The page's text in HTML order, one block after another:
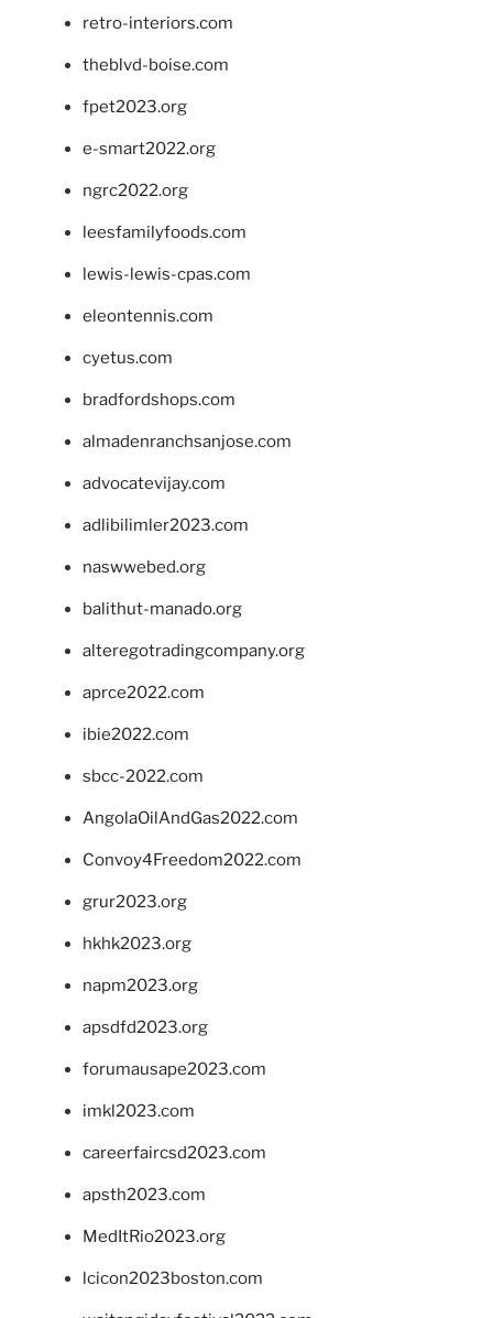
retro-interiors.com
theblvd-boise.com
fpet2023.org
e-smart2022.org
ngrc2022.org
leesfamilyfoods.com
lewis-lewis-cpas.com
eleontennis.com
cyetus.com
bradfordshops.com
almadenranchsanjose.com
advocatevijay.com
adlibilimler2023.com
naswwebed.org
balithut-manado.org
alteregotradingcompany.org
aprce2022.com
ibie2022.com
sbcc-2022.com
AngolaOilAndGas2022.com
Convoy4Freedom2022.com
grur2023.org
hkhk2023.org
napm2023.org
apsdfd2023.org
forumausape2023.com
imkl2023.com
careerfaircsd2023.com
apsth2023.com
MedItRio2023.org
lcicon2023boston.com